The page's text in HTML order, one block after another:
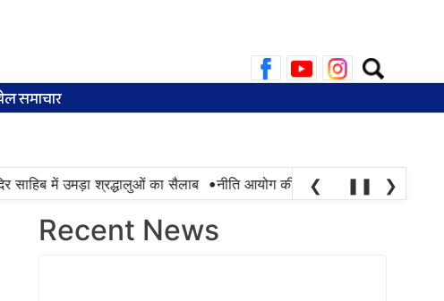
Search
for:
समाचार
में उमड़ा श्रद्धालुओं का सैलाब •नीति आयोग की रैंकिंग में पंजाब ने केरल को पछाड़ा;
❮ ❚❚ ❯
Recent News